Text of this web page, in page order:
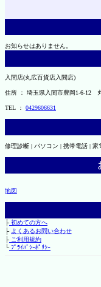
お知らせはありません。
入間店(丸広百貨店入間店)
住所 ： 埼玉県入間市豊岡1-6-12
TEL ： 0429606631
修理診断 | パソコン | 携帯電話 | 家
地図
├初めての方へ
├ よくあるお問い合わせ
├ご利用規約
└ﾌﾟﾗｲﾊﾞｼｰﾎﾟﾘｼｰ